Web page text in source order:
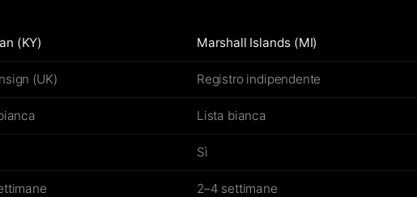
(KY) Marshall Islands (MI)
(UK) Registro indipendente
Lista bianca
Sì
2–4 settimane